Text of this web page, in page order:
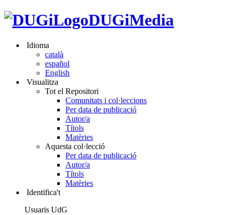
DUGiMedia
Idioma
català
español
English
Visualitza
Tot el Repositori
Comunitats i col·leccions
Per data de publicació
Autor/a
Títols
Matèries
Aquesta col·lecció
Per data de publicació
Autor/a
Títols
Matèries
Identifica't
Usuaris UdG